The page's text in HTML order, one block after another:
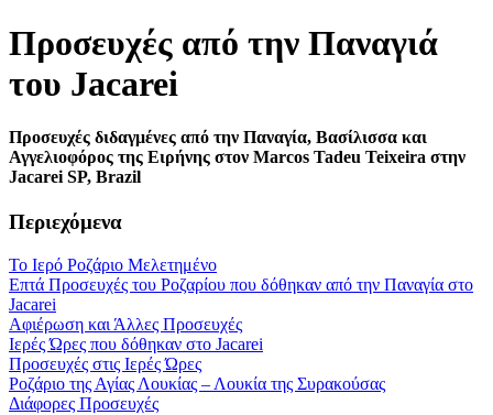
Προσευχές από την Παναγιά
του Jacarei
Προσευχές διδαγμένες από την Παναγία, Βασίλισσα και
Αγγελιοφόρος της Ειρήνης στον Marcos Tadeu Teixeira στην
Jacarei SP, Brazil
Περιεχόμενα
Το Ιερό Ροζάριο Μελετημένο
Επτά Προσευχές του Ροζαρίου που δόθηκαν από την Παναγία στο
Jacarei
Αφιέρωση και Άλλες Προσευχές
Ιερές Ώρες που δόθηκαν στο Jacarei
Προσευχές στις Ιερές Ώρες
Ροζάριο της Αγίας Λουκίας – Λουκία της Συρακούσας
Διάφορες Προσευχές